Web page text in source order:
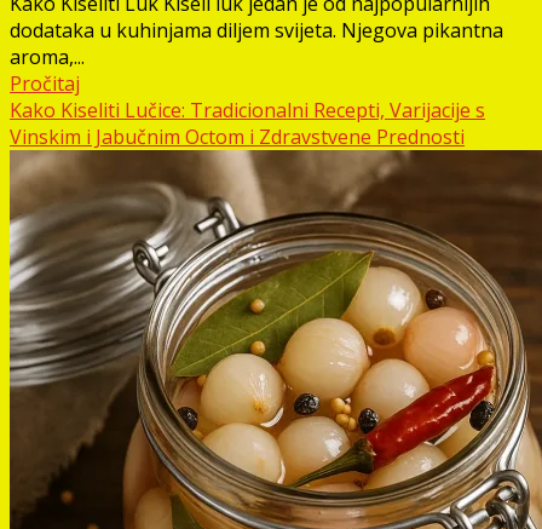
dodataka u kuhinjama diljem svijeta. Njegova pikantna
aroma,...
Pročitaj
Kako Kiseliti Lučice: Tradicionalni Recepti, Varijacije s
Vinskim i Jabučnim Octom i Zdravstvene Prednosti